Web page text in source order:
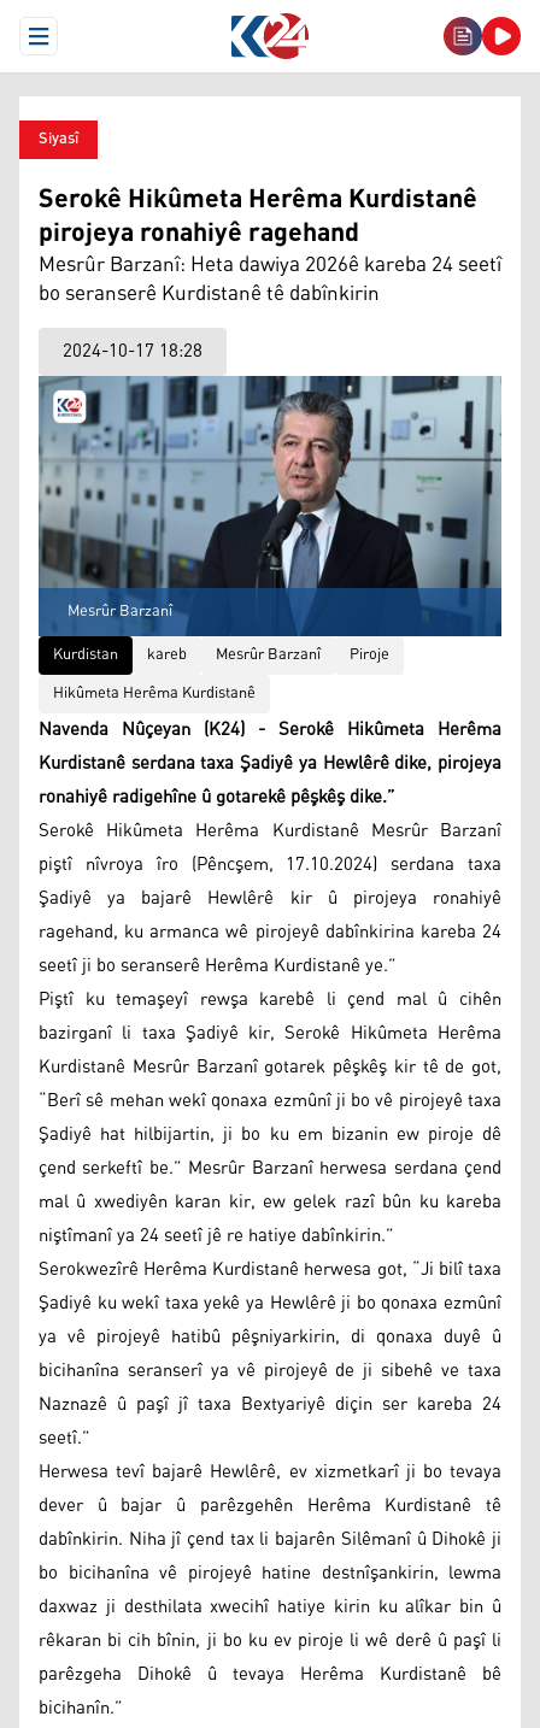
Open Menu
Siyasî
Serokê Hikûmeta Herêma Kurdistanê
pirojeya ronahiyê ragehand
Mesrûr Barzanî: Heta dawiya 2026ê kareba 24 seetî
bo seranserê Kurdistanê tê dabînkirin
2024-10-17 18:28
Mesrûr Barzanî
Kurdistan
kareb Mesrûr Barzanî
Piroje
Hikûmeta Herêma Kurdistanê
Navenda Nûçeyan (K24) - Serokê Hikûmeta Herêma
Kurdistanê serdana taxa Şadiyê ya Hewlêrê dike, pirojeya
ronahiyê radigehîne û gotarekê pêşkêş dike.”
Serokê Hikûmeta Herêma Kurdistanê Mesrûr Barzanî
piştî nîvroya îro (Pêncşem, 17.10.2024) serdana taxa
Şadiyê ya bajarê Hewlêrê kir û pirojeya ronahiyê
ragehand, ku armanca wê pirojeyê dabînkirina kareba 24
seetî ji bo seranserê Herêma Kurdistanê ye.”
Piştî ku temaşeyî rewşa karebê li çend mal û cihên
bazirganî li taxa Şadiyê kir, Serokê Hikûmeta Herêma
Kurdistanê Mesrûr Barzanî gotarek pêşkêş kir tê de got,
“Berî sê mehan wekî qonaxa ezmûnî ji bo vê pirojeyê taxa
Şadiyê hat hilbijartin, ji bo ku em bizanin ew piroje dê
çend serkeftî be.” Mesrûr Barzanî herwesa serdana çend
mal û xwediyên karan kir, ew gelek razî bûn ku kareba
niştîmanî ya 24 seetî jê re hatiye dabînkirin.”
Serokwezîrê Herêma Kurdistanê herwesa got, “Ji bilî taxa
Şadiyê ku wekî taxa yekê ya Hewlêrê ji bo qonaxa ezmûnî
ya vê pirojeyê hatibû pêşniyarkirin, di qonaxa duyê û
bicihanîna seranserî ya vê pirojeyê de ji sibehê ve taxa
Naznazê û paşî jî taxa Bextyariyê diçin ser kareba 24
seetî.”
Herwesa tevî bajarê Hewlêrê, ev xizmetkarî ji bo tevaya
dever û bajar û parêzgehên Herêma Kurdistanê tê
dabînkirin. Niha jî çend tax li bajarên Silêmanî û Dihokê ji
bo bicihanîna vê pirojeyê hatine destnîşankirin, lewma
daxwaz ji desthilata xwecihî hatiye kirin ku alîkar bin û
rêkaran bi cih bînin, ji bo ku ev piroje li wê derê û paşî li
parêzgeha Dihokê û tevaya Herêma Kurdistanê bê
bicihanîn.”